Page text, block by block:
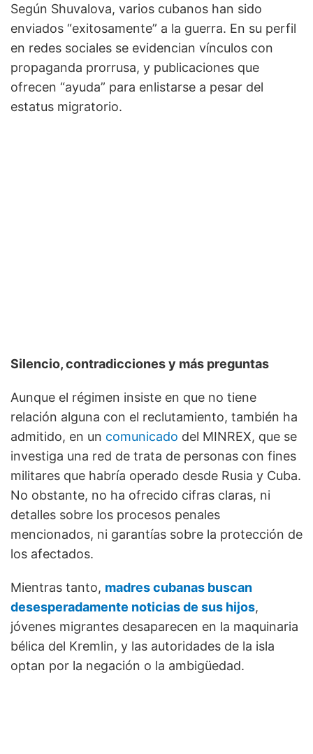
Según Shuvalova, varios cubanos han sido
enviados “exitosamente” a la guerra. En su perfil
en redes sociales se evidencian vínculos con
propaganda prorrusa, y publicaciones que
ofrecen “ayuda” para enlistarse a pesar del
estatus migratorio.
Silencio, contradicciones y más preguntas
Aunque el régimen insiste en que no tiene
relación alguna con el reclutamiento, también ha
admitido, en un comunicado del MINREX, que se
investiga una red de trata de personas con fines
militares que habría operado desde Rusia y Cuba.
No obstante, no ha ofrecido cifras claras, ni
detalles sobre los procesos penales
mencionados, ni garantías sobre la protección de
los afectados.
Mientras tanto, madres cubanas buscan
desesperadamente noticias de sus hijos,
jóvenes migrantes desaparecen en la maquinaria
bélica del Kremlin, y las autoridades de la isla
optan por la negación o la ambigüedad.